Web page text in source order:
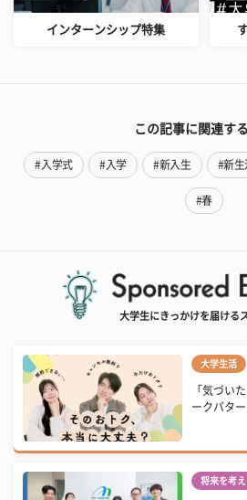
インターンシップ特集
この記事に関連す
#入学式 #入学 #新入生 #新生
#春
大学生にきっかけを届ける
大学生活
「気づい
ークパタ
将来を考え